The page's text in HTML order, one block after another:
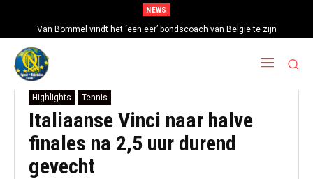
NEWS
Van Bommel vindt het ‘een eer’ bondscoach van België te zijn
Highlights Tennis
Italiaanse Vinci naar halve
finales na 2,5 uur durend
gevecht